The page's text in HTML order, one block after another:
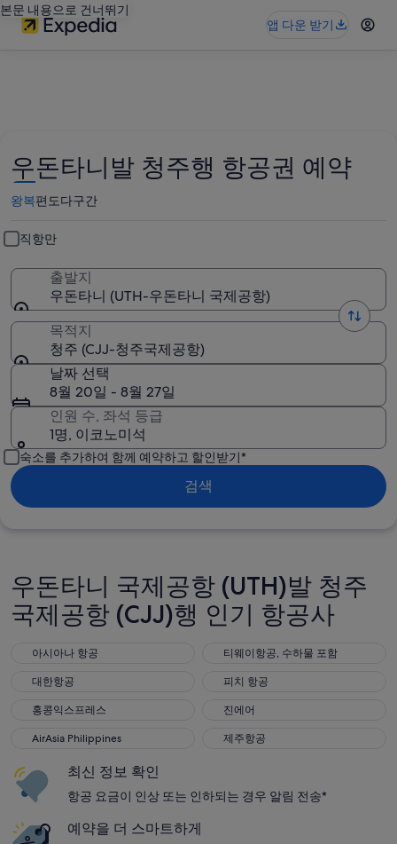
본문 내용으로 건너뛰기
앱 다운 받기
우돈타니발 청주행 항공권 예약
왕복편도다구간
직항만
출발지
우돈타니 (UTH-우돈타니 국제공항)
목적지
청주 (CJJ-청주국제공항)
날짜 선택
8월 20일 - 8월 27일
인원 수, 좌석 등급
1명, 이코노미석
숙소를 추가하여 함께 예약하고 할인받기*
검색
우돈타니 국제공항 (UTH)발 청주
국제공항 (CJJ)행 인기 항공사
아시아나 항공
아시아나 항공 티웨이항공, 수하물 포함
티웨이항공, 수하물 포함
대한항공
대한항공 피치 항공
피치 항공
홍콩익스프레스
홍콩익스프레스 진에어
진에어
AirAsia Philippines
AirAsia Philippines 제주항공
제주항공
최신 정보 확인
항공 요금이 인상 또는 인하되는 경우 알림 전송*
예약을 더 스마트하게